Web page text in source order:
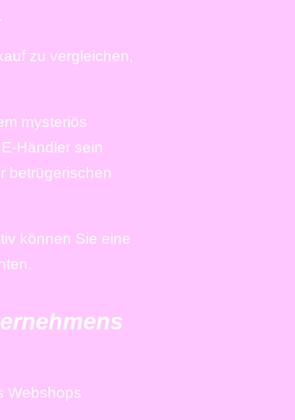
zu vergleichen,
mysteriös
Händler sein
betrügerischen
können Sie eine
Webshops